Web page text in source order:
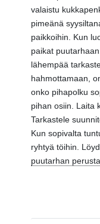
valaistu
pimeänä
paikkoihin. Kun
paikat
lähempää
hahmottamaan,
onko pihapolku
pihan osiin. Laita
Tarkastele
Kun sopivalta
ryhtyä töihin.
puutarhan